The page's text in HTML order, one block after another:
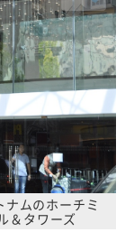
ナムのホーチミ
＆タワーズ